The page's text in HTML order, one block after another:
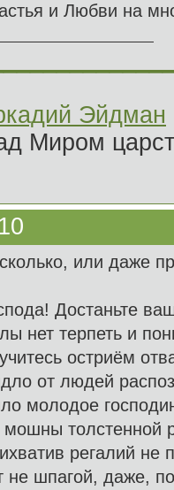
и Любви на
Эйдман
Миром
или даже
Достаньте
нет терпеть и
остриём
от людей
молодое
толстенной
регалий не
не шпагой, даже,